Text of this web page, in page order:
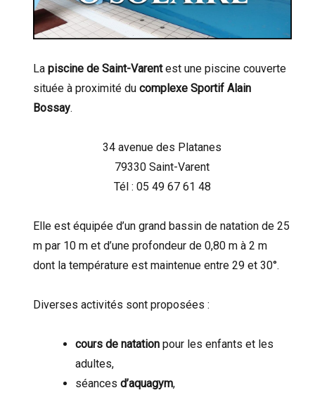
La piscine de Saint-Varentest une piscine couverte
située à proximité du complexe Sportif Alain
Bossay.
34 avenue des Platanes
79330 Saint-Varent
Tél : 05 49 67 61 48
Elle est équipée d’un grand bassin de natation de 25
m par 10 m et d’une profondeur de 0,80 m à 2 m
dont la température est maintenue entre 29 et 30°.
Diverses activités sont proposées :
cours de natationpour les enfants et les
adultes,
séances d’aquagym,